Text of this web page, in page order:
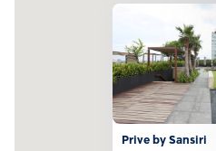
Prive by Sansiri